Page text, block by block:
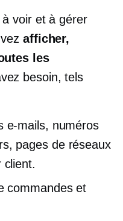
voir et à gérer
afficher,
les
besoin, tels
e-mails, numéros
pages de réseaux
client.
commandes et